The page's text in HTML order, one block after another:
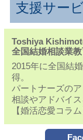
支援サービ
Toshiya
全国結婚相談業
2015年に全国結
得。
パートナーズの
相談やアドバイ
【婚活恋愛コラ